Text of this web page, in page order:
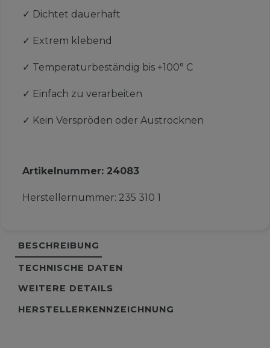
✓ Dichtet dauerhaft
✓ Extrem klebend
✓ Temperaturbeständig bis +100° C
✓ Einfach zu verarbeiten
✓ Kein Verspröden oder Austrocknen
Artikelnummer: 24083
Herstellernummer: 235 310 1
BESCHREIBUNG
TECHNISCHE DATEN
WEITERE DETAILS
HERSTELLERKENNZEICHNUNG